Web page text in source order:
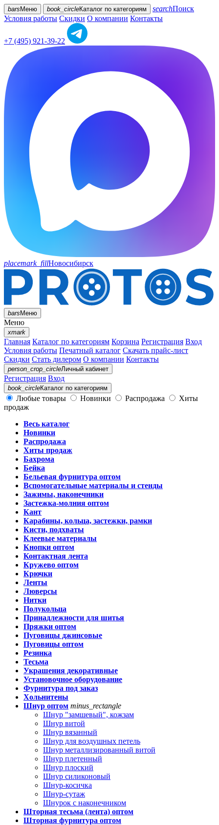
bars Меню book_circleКаталог по категориям searchПоиск
Условия работы Скидки О компании Контакты
+7 (495) 921-39-22
placemark_fillНовосибирск
barsМеню
Меню
xmark
Главная Каталог по категориям Корзина Регистрация Вход
Условия работы Печатный каталог Скачать прайс-лист
Скидки Стать дилером О компании Контакты
person_crop_circleЛичный кабинет
Регистрация Вход
book_circleКаталог по категориям
Любые товары Новинки Распродажа
Хиты
продаж
Весь каталог
Новинки
Распродажа
Хиты продаж
Бахрома
Бейка
Бельевая фурнитура оптом
Вспомогательные материалы и стенды
Зажимы, наконечники
Застежка-молния оптом
Кант
Карабины, кольца, застежки, рамки
Кисти, подхваты
Клеевые материалы
Кнопки оптом
Контактная лента
Кружево оптом
Крючки
Ленты
Люверсы
Нитки
Полукольца
Принадлежности для шитья
Пряжки оптом
Пуговицы джинсовые
Пуговицы оптом
Резинка
Тесьма
Украшения декоративные
Установочное оборудование
Фурнитура под заказ
Хольнитены
Шнур оптом minus_rectangle
Шнур "замшевый", кожзам
Шнур витой
Шнур вязанный
Шнур для воздушных петель
Шнур металлизированный витой
Шнур плетенный
Шнур плоский
Шнур силиконовый
Шнур-косичка
Шнур-сутаж
Шнурок с наконечником
Шторная тесьма (лента) оптом
Шторная фурнитура оптом